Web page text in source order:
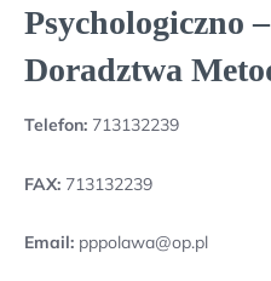
Psychologiczno
Doradztwa
Telefon: 713132239
FAX: 713132239
Email: pppolawa@op.pl